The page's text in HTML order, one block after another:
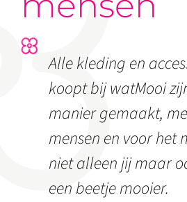
Alle kleding en
koopt bij watMooi
manier gemaakt,
mensen en voor het
niet alleen jij maar
een beetje mooier.